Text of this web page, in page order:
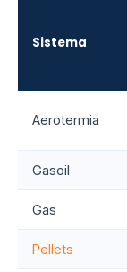
Sistema
Aerotermia
Gasoil
Gas
Pellets